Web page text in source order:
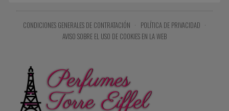
CONDICIONES GENERALES DE CONTRATACIÓN · POLÍTICA DE PRIVACIDAD ·
AVISO SOBRE EL USO DE COOKIES EN LA WEB